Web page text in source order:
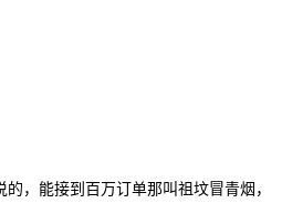
，能接到百万订单那叫祖坟冒青烟，